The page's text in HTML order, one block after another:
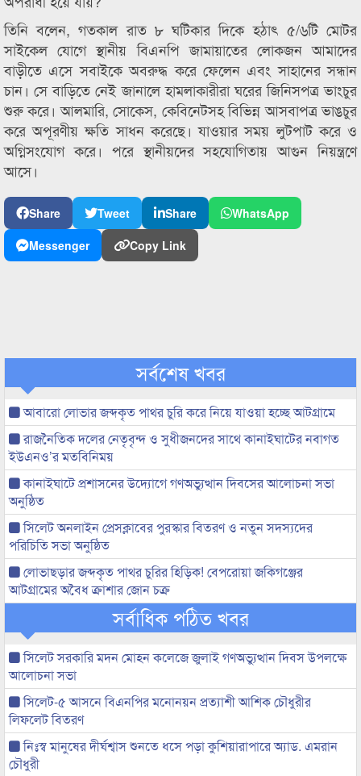
তিনি বলেন, গতকাল রাত ৮ ঘটিকার দিকে হঠাৎ ৫/৬টি মোটর
সাইকেল যোগে স্থানীয় বিএনপি জামায়াতের লোকজন আমাদের
বাড়ীতে এসে সবাইকে অবরুদ্ধ করে ফেলেন এবং সাহানের সন্ধান
চান। সে বাড়িতে নেই জানালে হামলাকারীরা ঘরের জিনিসপত্র ভাংচুর
শুরু করে। আলমারি, সােকেস, কেবিনেটসহ বিভিন্ন আসবাপত্র ভাঙচুর
করে অপূরণীয় ক্ষতি সাধন করেছে। যাওয়ার সময় লুটপাট করে ও
অগ্নিসংযোগ করে। পরে স্থানীয়দের সহযোগিতায় আগুন নিয়ন্ত্রণে
আসে।
Share Tweet Share
WhatsApp
Messenger
Copy Link
সর্বশেষ খবর
আবারো লোভার জব্দকৃত পাথর চুরি করে নিয়ে যাওয়া হচ্ছে আটগ্রামে
রাজনৈতিক দলের নেতৃবৃন্দ ও সুধীজনদের সাথে কানাইঘাটের নবাগত
ইউএনও’র মতবিনিময়
কানাইঘাটে প্রশাসনের উদ্যোগে গণঅভ্যুত্থান দিবসের আলোচনা সভা
অনুষ্ঠিত
সিলেট অনলাইন প্রেসক্লাবের পুরস্কার বিতরণ ও নতুন সদস্যদের
পরিচিতি সভা অনুষ্ঠিত
লোভাছড়ার জব্দকৃত পাথর চুরির হিড়িক! বেপরোয়া জকিগঞ্জের
আটগ্রামের অবৈধ ক্রাশার জোন চক্র
সর্বাধিক পঠিত খবর
সিলেট সরকারি মদন মোহন কলেজে জুলাই গণঅভ্যুত্থান দিবস উপলক্ষে
আলোচনা সভা
সিলেট-৫ আসনে বিএনপির মনোনয়ন প্রত্যাশী আশিক চৌধুরীর
লিফলেট বিতরণ
নিঃস্ব মানুষের দীর্ঘশ্বাস শুনতে ধসে পড়া কুশিয়ারাপারে অ্যাড. এমরান
চৌধুরী